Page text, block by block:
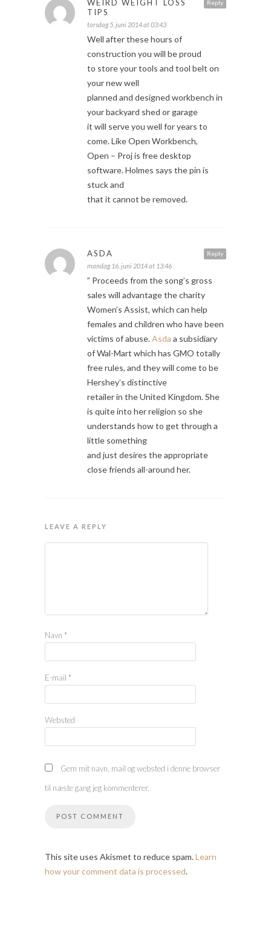
Reply
WEIRD WEIGHT LOSS
TIPS
torsdag 5. juni 2014 at 03:43
Well after these hours of
construction you will be proud
to store your tools and tool belt on
your new well
planned and designed workbench in
your backyard shed or garage
it will serve you well for years to
come. Like Open Workbench,
Open – Proj is free desktop
software. Holmes says the pin is
stuck and
that it cannot be removed.
Reply
ASDA
mandag 16. juni 2014 at 13:46
” Proceeds from the song’s gross
sales will advantage the charity
Women’s Assist, which can help
females and children who have been
victims of abuse.Asda a subsidiary
of Wal-Mart which has GMO totally
free rules, and they will come to be
Hershey’s distinctive
retailer in the United Kingdom. She
is quite into her religion so she
understands how to get through a
little something
and just desires the appropriate
close friends all-around her.
LEAVE A REPLY
Navn *
E-mail *
Websted
Gem mit navn, mail og websted i denne browser
til næste gang jeg kommenterer.
This site uses Akismet to reduce spam.Learn
how your comment data is processed.